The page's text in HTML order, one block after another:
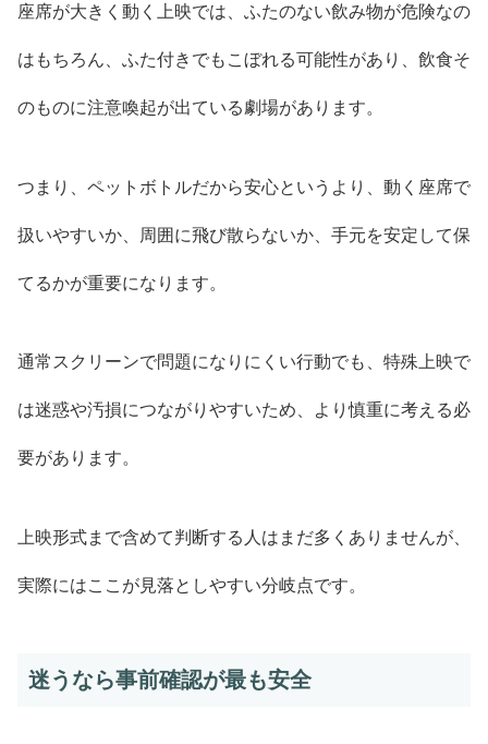
座席が大きく動く上映では、ふたのない飲み物が危険なの
はもちろん、ふた付きでもこぼれる可能性があり、飲食そ
のものに注意喚起が出ている劇場があります。
つまり、ペットボトルだから安心というより、動く座席で
扱いやすいか、周囲に飛び散らないか、手元を安定して保
てるかが重要になります。
通常スクリーンで問題になりにくい行動でも、特殊上映で
は迷惑や汚損につながりやすいため、より慎重に考える必
要があります。
上映形式まで含めて判断する人はまだ多くありませんが、
実際にはここが見落としやすい分岐点です。
迷うなら事前確認が最も安全